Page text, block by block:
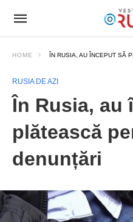
HOME ÎN RUSIA, AU ÎNCEPUT SĂ
RUSIA DE AZI
În Rusia, au
plătească
denunțări